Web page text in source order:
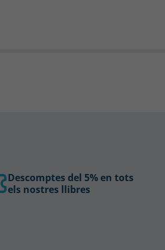
Descomptes del 5% en tots
els nostres llibres